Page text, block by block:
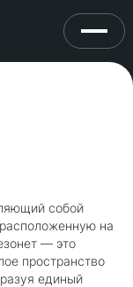
собой
на
— это
пространство
единый